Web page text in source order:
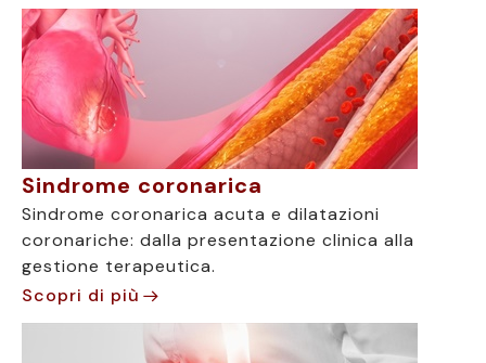
Sindrome coronarica
Sindrome coronarica acuta e dilatazioni
coronariche: dalla presentazione clinica alla
gestione terapeutica.
Scopri di più